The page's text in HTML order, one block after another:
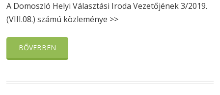
A Domoszló Helyi Választási Iroda Vezetőjének 3/2019.
(VIII.08.) számú közleménye >>
BŐVEBBEN